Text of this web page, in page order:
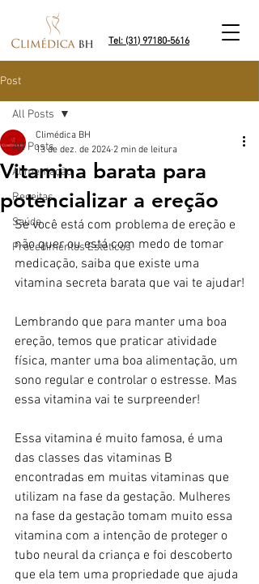
Tel: (31) 97180-5616
Post
All Posts
Alimentação
Receitas
Saúde
Procedimentos Estéticos
All Posts
Vitamina barata para
potencializar a ereção
Climédica BH
13 de dez. de 2024 2 min de leitura
Se você está com problema de ereção e
não quer ou está com medo de tomar
medicação, saiba que existe uma
vitamina secreta barata que vai te ajudar!
Lembrando que para manter uma boa
ereção, temos que praticar atividade
física, manter uma boa alimentação, um
sono regular e controlar o estresse. Mas
essa vitamina vai te surpreender!
Essa vitamina é muito famosa, é uma
das classes das vitaminas B
encontradas em muitas vitaminas que
utilizam na fase da gestação. Mulheres
na fase da gestação tomam muito essa
vitamina com a intenção de proteger o
tubo neural da criança e foi descoberto
que ela tem uma propriedade que ajuda